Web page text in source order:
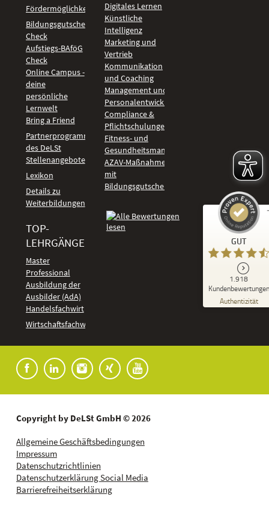
Fördermöglichkeiten
Bildungsgutschein
Check
Aufstiegs-BAföG
Check
Online Campus -
deine
persönliche
Lernwelt
Bring a Friend
Partnerprogramm
des DeLSt
Stellenangebote
Lexikon
Details zu
Weiterbildungen
TOP-
LEHRGÄNGE
Master
Professional
Ausbildung der
Ausbilder (AdA)
Handelsfachwirt
Wirtschaftsfachwirt
Digitales Lernen
Künstliche
Intelligenz
Marketing und
Vertrieb
Kommunikation
und Coaching
Management und
Personalentwicklung
Compliance &
Pflichtschulungen
Fitness- und
Gesundheitsmanagement
AZAV-Maßnahmen
mit
Bildungsgutschein
GUT
1.918
Kundenbewertungen
Authentizität
Kundenbewertungen und Erfahrungen zu
DeLSt - Deutsches eLearning Studieninstitut
92
%
Empfehlungen auf
ProvenExpert.com
anderen Quellen
Copyright by DeLSt GmbH © 2026
Allgemeine Geschäftsbedingungen
Impressum
Datenschutzrichtlinien
Datenschutzerklärung Social Media
Barrierefreiheitserklärung